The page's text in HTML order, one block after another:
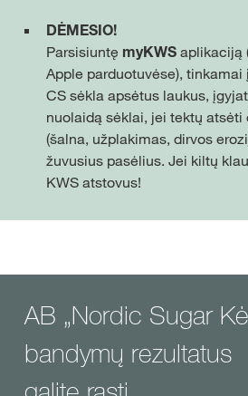
DĖMESIO!
Parsisiuntę myKWS aplikaciją
Apple parduotuvėse),
CS sėkla apsėtus laukus,
nuolaidą sėklai, jei tektų
(šalna, užplakimas, dirvos
žuvusius pasėlius. Jei kiltų
KWS atstovus!
AB „Nordic Sugar
bandymų rezultatus